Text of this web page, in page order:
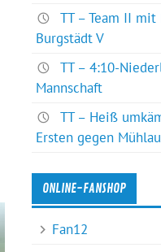
TT – Team II mit
Burgstädt V
TT – 4:10-
Mannschaft
TT – Heiß
Ersten gegen Mühlau
ONLINE-FANSHOP
Fan12